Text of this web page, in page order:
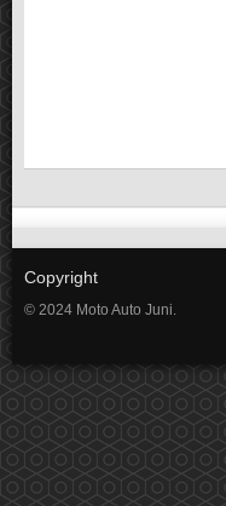
Copyright
© 2024 Moto Auto Juni.